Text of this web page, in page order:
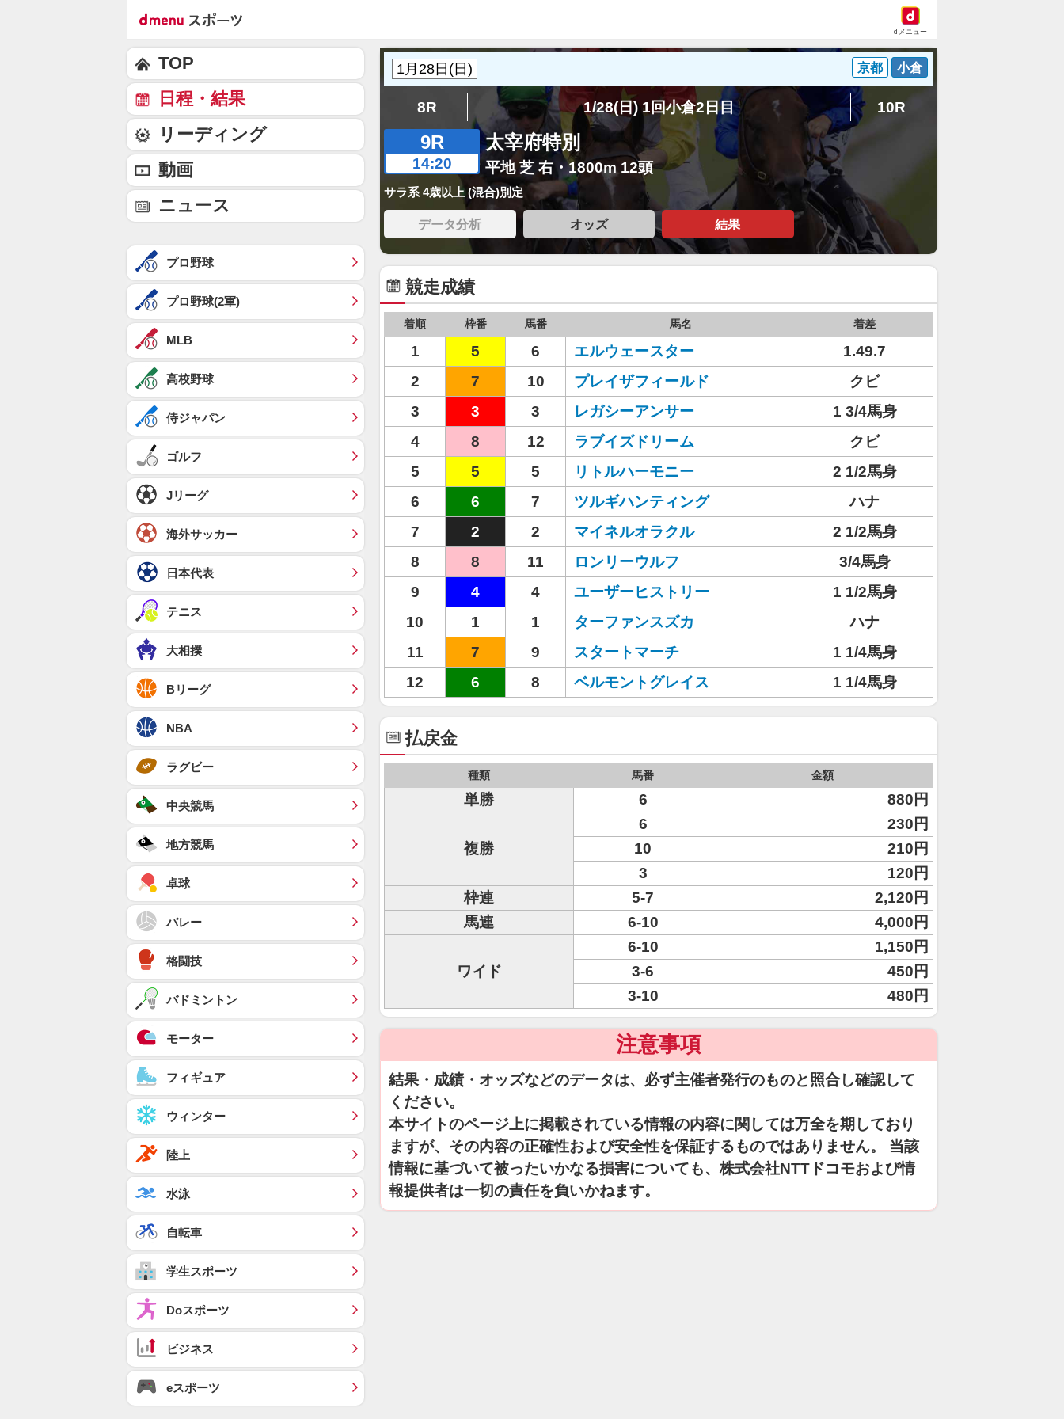
dメニュー
京都 小倉
8R 1/28(日) 1回小倉2日目 10R
9R
14:20
太宰府特別
平地 芝 右・1800m 12頭
サラ系 4歳以上 (混合)別定
データ分析 オッズ 結果
競走成績
着順 枠番 馬番 馬名 着差
1 5 6 エルウェースター
1.49.7
2
7 10 プレイザフィールド
クビ
3
3 3 レガシーアンサー
1 3/4馬身
4
8 12 ラブイズドリーム
クビ
5
5 5 リトルハーモニー
2 1/2馬身
6
6 7 ツルギハンティング
ハナ
7
2 2 マイネルオラクル
2 1/2馬身
8
8 11 ロンリーウルフ
3/4馬身
9
4 4 ユーザーヒストリー
1 1/2馬身
10
1 1 ターファンスズカ
ハナ
11
7 9 スタートマーチ
1 1/4馬身
12
6 8 ベルモントグレイス 1 1/4馬身
払戻金
種類 馬番 金額
単勝 6 880円
複勝
6
230円
10
210円
3
120円
枠連
5-7
2,120円
馬連
6-10 4,000円
ワイド
6-10
1,150円
3-6
450円
3-10
480円
注意事項
結果・成績・オッズなどのデータは、必ず主催者発行のものと照合し確認して
ください。
本サイトのページ上に掲載されている情報の内容に関しては万全を期しており
ますが、その内容の正確性および安全性を保証するものではありません。 当該
情報に基づいて被ったいかなる損害についても、株式会社NTTドコモおよび情
報提供者は一切の責任を負いかねます。
TOP
日程・結果
リーディング
動画
ニュース
プロ野球
プロ野球(2軍)
MLB
高校野球
侍ジャパン
ゴルフ
Jリーグ
海外サッカー
日本代表
テニス
大相撲
Bリーグ
NBA
ラグビー
中央競馬
地方競馬
卓球
バレー
格闘技
バドミントン
モーター
フィギュア
ウィンター
陸上
水泳
自転車
学生スポーツ
Doスポーツ
ビジネス
eスポーツ